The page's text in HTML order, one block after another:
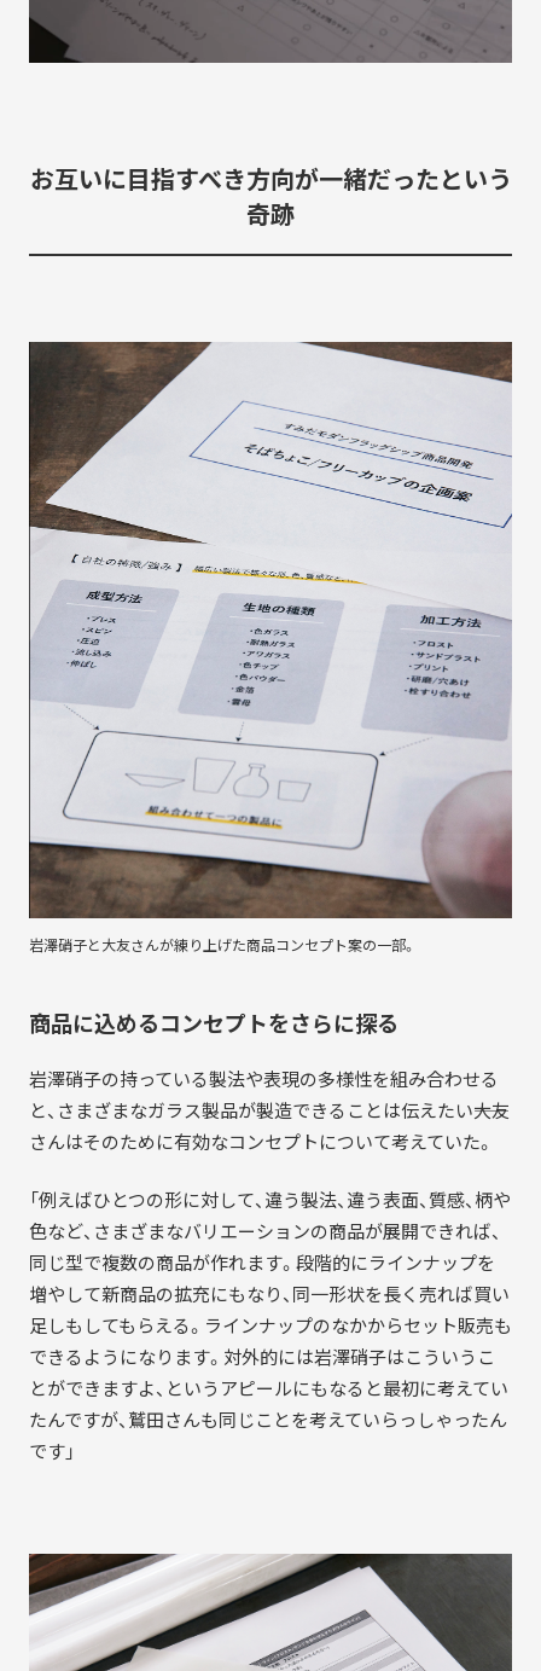
お互いに目指すべき方向が一緒だったという
奇跡
岩澤硝子と大友さんが練り上げた商品コンセプト案の一部。
商品に込めるコンセプトをさらに探る
岩澤硝子の持っている製法や表現の多様性を組み合わせる
と、さまざまなガラス製品が製造できることは伝えたい――大友
さんはそのために有効なコンセプトについて考えていた。
「例えばひとつの形に対して、違う製法、違う表面、質感、柄や
色など、さまざまなバリエーションの商品が展開できれば、
同じ型で複数の商品が作れます。段階的にラインナップを
増やして新商品の拡充にもなり、同一形状を長く売れば買い
足しもしてもらえる。ラインナップのなかからセット販売も
できるようになります。対外的には岩澤硝子はこういうこ
とができますよ、というアピールにもなると最初に考えてい
たんですが、鷲田さんも同じことを考えていらっしゃったん
です」